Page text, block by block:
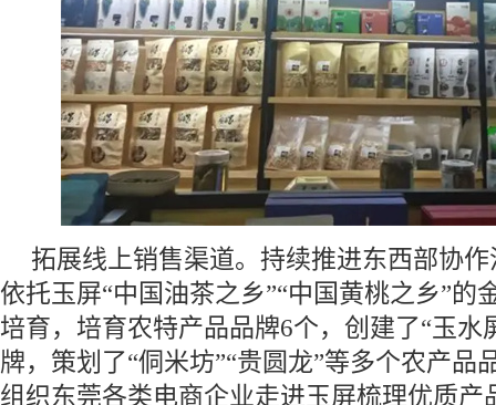
拓展线上销售渠道。持续推进东西部协
依托玉屏“中国油茶之乡”“中国黄桃之乡”的
培育，培育农特产品品牌6个，创建了“玉水
牌，策划了“侗米坊”“贵圆龙”等多个农产品
组织东莞各类电商企业走进玉屏梳理优质产